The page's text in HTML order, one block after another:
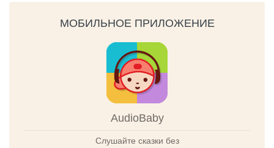
МОБИЛЬНОЕ ПРИЛОЖЕНИЕ
AudioBaby
Слушайте сказки без